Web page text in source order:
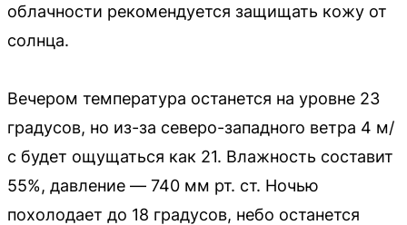
облачности рекомендуется защищать кожу от
солнца.
Вечером температура останется на уровне 23
градусов, но из-за северо-западного ветра 4 м/
с будет ощущаться как 21. Влажность составит
55%, давление — 740 мм рт. ст. Ночью
похолодает до 18 градусов, небо останется